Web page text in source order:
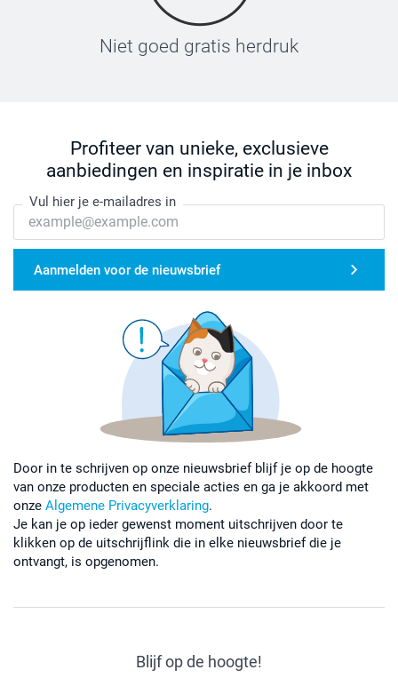
Niet goed gratis herdruk
Profiteer van unieke, exclusieve
aanbiedingen en inspiratie in je inbox
Vul hier je e-mailadres in
Aanmelden voor de nieuwsbrief
Door in te schrijven op onze nieuwsbrief blijf je op de hoogte
van onze producten en speciale acties en ga je akkoord met
onze Algemene Privacyverklaring.
Je kan je op ieder gewenst moment uitschrijven door te
klikken op de uitschrijflink die in elke nieuwsbrief die je
ontvangt, is opgenomen.
Blijf op de hoogte!